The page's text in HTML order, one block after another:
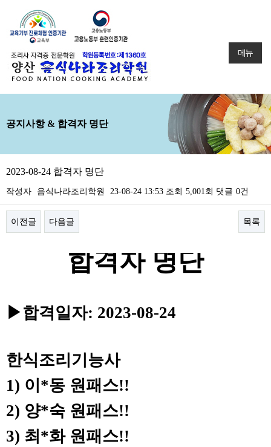
메뉴
공지사항 & 합격자 명단
2023-08-24 합격자 명단
작성자 음식나라조리학원 23-08-24 13:53 조회 5,001회 댓글 0건
이전글 다음글 목록
합격자 명단
▶합격일자: 2023-08-24
한식조리기능사
1) 이 *동 원패스!!
2) 양*숙 원패스!!
3) 최 *화 원패스!!